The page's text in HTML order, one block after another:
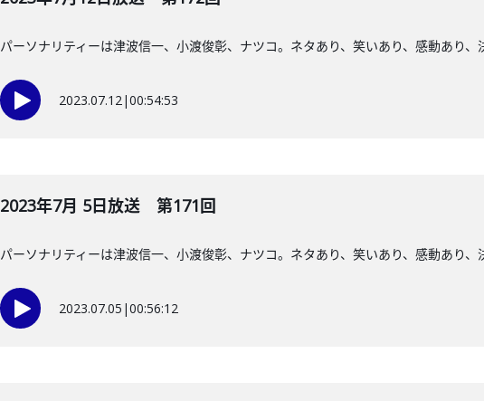
パーソナリティーは津波信一、小渡俊彰、ナツコ。ネタあり、笑いあり、感動あり
2023.07.12|00:54:53
2023年7月 5日放送 第171回
パーソナリティーは津波信一、小渡俊彰、ナツコ。ネタあり、笑いあり、感動あり
2023.07.05 |00:56:12